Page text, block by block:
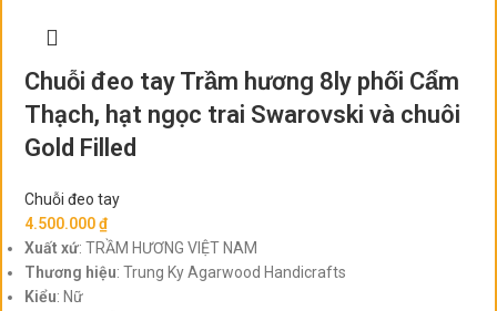
Chuỗi đeo tay Trầm hương 8ly phối Cẩm
Thạch, hạt ngọc trai Swarovski và chuôi
Gold Filled
Chuỗi đeo tay
4.500.000₫
Xuất xứ: TRẦM HƯƠNG VIỆT NAM
Thương hiệu: Trung Ky Agarwood Handicrafts
Kiểu: Nữ